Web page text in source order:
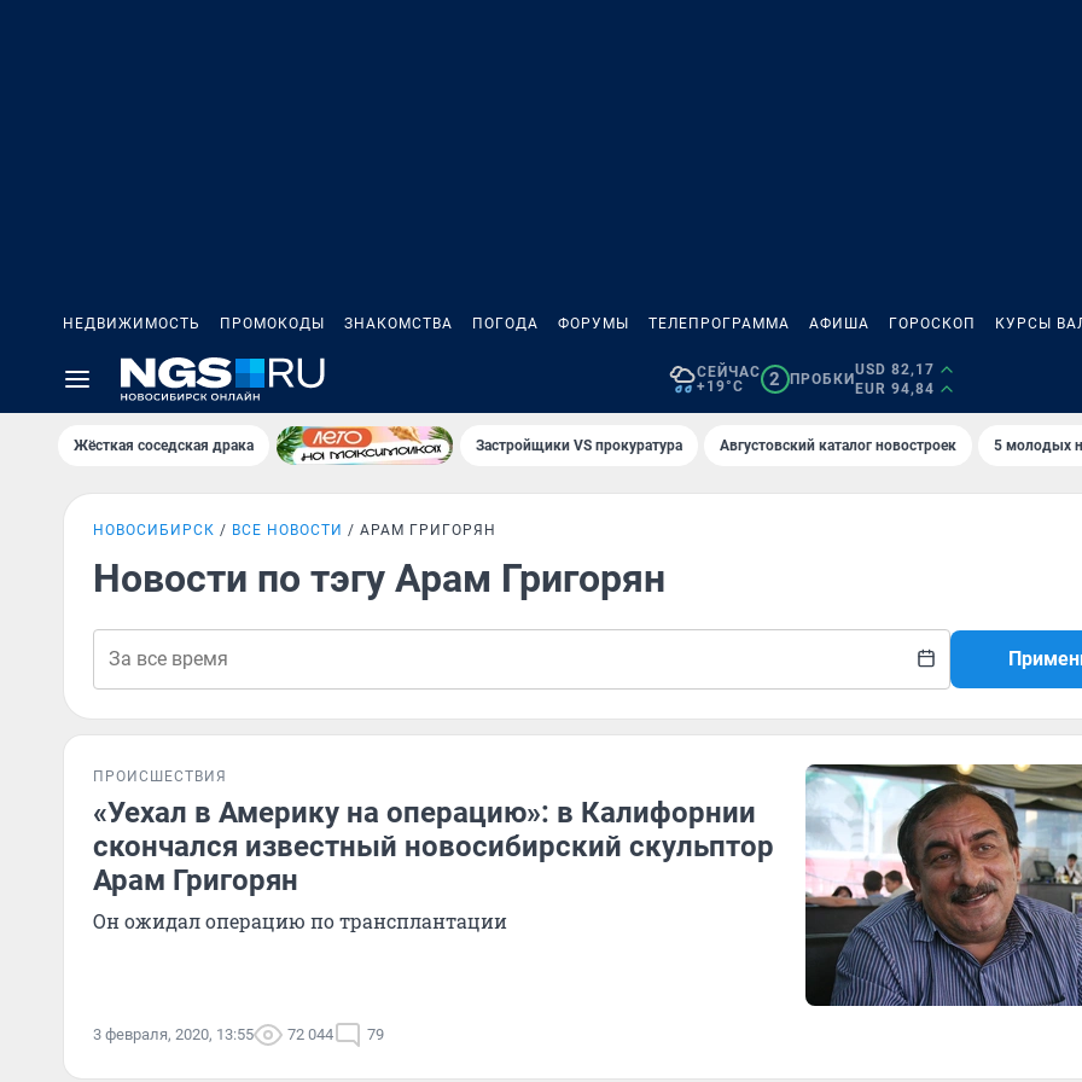
НЕДВИЖИМОСТЬ ПРОМОКОДЫ ЗНАКОМСТВА ПОГОДА ФОРУМЫ ТЕЛЕПРОГРАММА АФИША ГОРОСКОП КУРСЫ
СЕЙЧАС
+19°C
2 ПРОБКИ
USD 82,17
EUR 94,84
Жёсткая соседская драка Застройщики VS прокуратура Августовский каталог новостроек 5 молодых
НОВОСИБИРСК ВСЕ НОВОСТИ АРАМ ГРИГОРЯН
Новости по тэгу Арам Григорян
ПРОИСШЕСТВИЯ
«Уехал в Америку на операцию»: в Калифорнии
скончался известный новосибирский скульптор
Арам Григорян
Он ожидал операцию по трансплантации
3 февраля, 2020, 13:55 72 044 79